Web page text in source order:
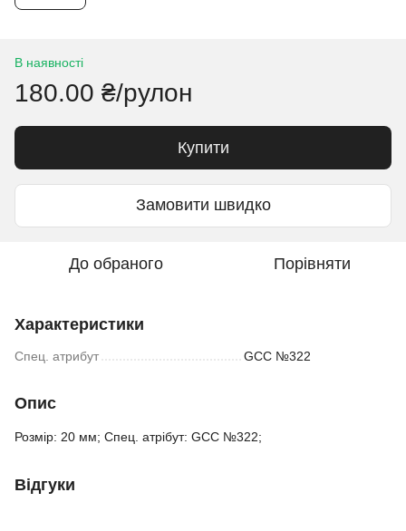
В наявності
180.00 ₴/рулон
Купити
Замовити швидко
До обраного Порівняти
Характеристики
Спец. атрибут GCC №322
Опис
Розмір: 20 мм; Спец. атрібут: GCC №322;
Відгуки